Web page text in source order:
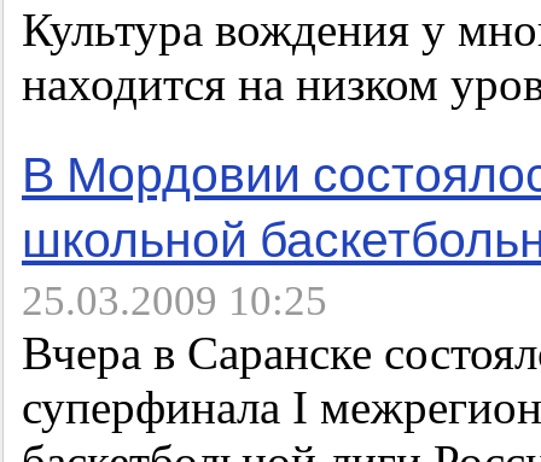
Культура вождения у
находится на низком
В Мордовии
школьной
25.03.2009 10:25
Вчера в Саранске
суперфинала I